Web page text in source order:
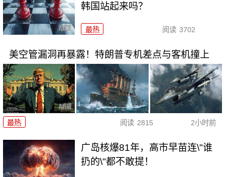
韩国站起来吗？
最热 阅读 3702
美空管漏洞再暴露！特朗普专机差点与客机撞上
最热 阅读 2815 2小时前
广岛核爆81年，高市早苗连\"谁
扔的\"都不敢提！